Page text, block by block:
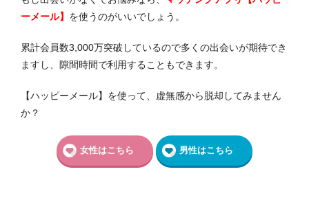
ーメール】 を使うのがいいでしょう。
累計会員数3,000万突破しているので多くの出会いが期待でき
ますし、隙間時間で利用することもできます。
【ハッピーメール】を使って、虚無感から脱却してみません
か？
女性はこちら 男性はこちら